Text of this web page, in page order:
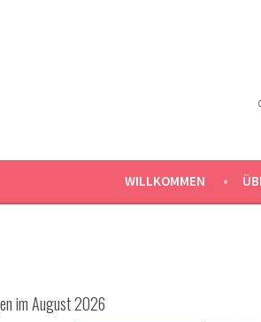
WILLKOMMEN
im August 2026